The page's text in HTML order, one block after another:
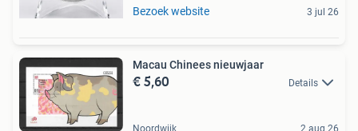
Bezoek website 3 jul 26
Macau Chinees nieuwjaar
€ 5,60 Details
Noordwijk 2 aug 26